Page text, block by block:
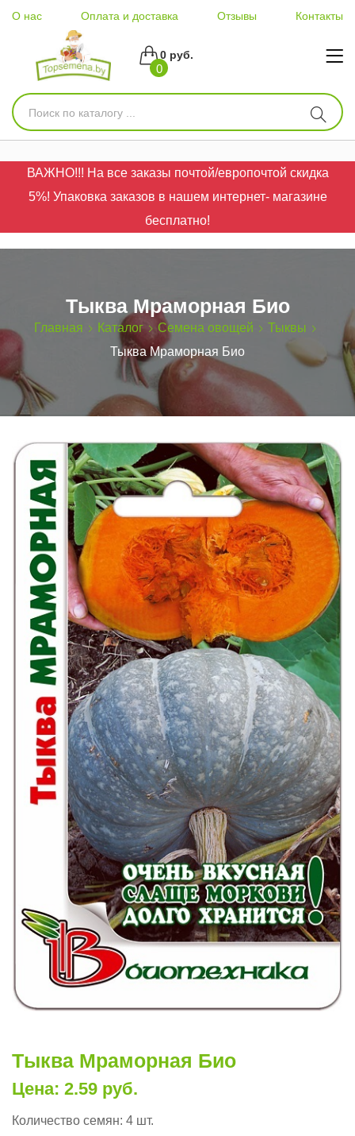
О нас Оплата и доставка Отзывы Контакты
0
0 руб.
ВАЖНО!!! На все заказы почтой/европочтой скидка
5%! Упаковка заказов в нашем интернет- магазине
бесплатно!
Тыква Мраморная Био
Главная Каталог Семена овощей
Тыквы
Тыква Мраморная Био
Тыква Мраморная Био
Цена: 2.59 руб.
Количество семян: 4 шт.